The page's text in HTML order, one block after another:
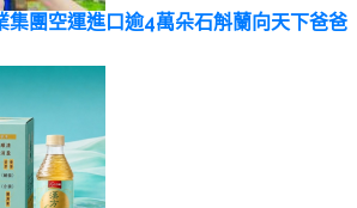
團空運進口逾4萬朵石斛蘭向天下爸爸